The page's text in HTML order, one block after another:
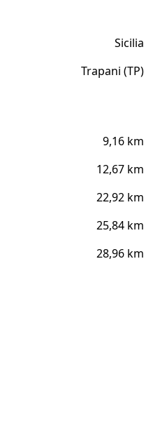
Sicilia
Trapani (TP)
9,16 km
12,67 km
22,92 km
25,84 km
28,96 km